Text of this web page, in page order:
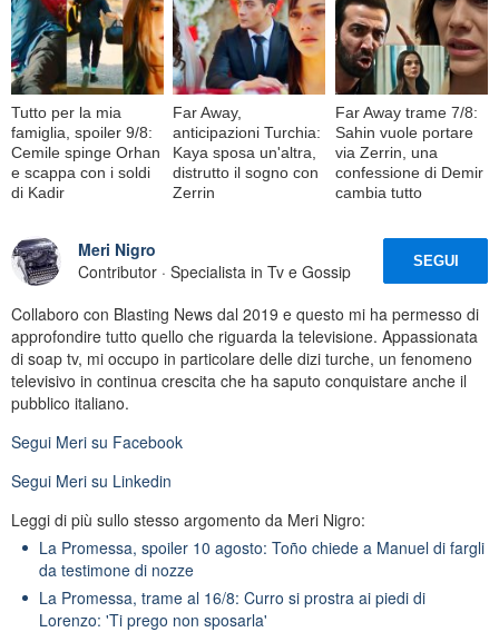
Tutto per la mia
famiglia, spoiler 9/8:
Cemile spinge Orhan
e scappa con i soldi
di Kadir
Far Away,
anticipazioni Turchia:
Kaya sposa un'altra,
distrutto il sogno con
Zerrin
Far Away trame 7/8:
Sahin vuole portare
via Zerrin, una
confessione di Demir
cambia tutto
Meri Nigro
Contributor · Specialista in Tv e Gossip
SEGUI
Collaboro con Blasting News dal 2019 e questo mi ha permesso di
approfondire tutto quello che riguarda la televisione. Appassionata
di soap tv, mi occupo in particolare delle dizi turche, un fenomeno
televisivo in continua crescita che ha saputo conquistare anche il
pubblico italiano.
Segui Meri su Facebook
Segui Meri su Linkedin
Leggi di più sullo stesso argomento da Meri Nigro:
La Promessa, spoiler 10 agosto: Toño chiede a Manuel di fargli
da testimone di nozze
La Promessa, trame al 16/8: Curro si prostra ai piedi di
Lorenzo: 'Ti prego non sposarla'